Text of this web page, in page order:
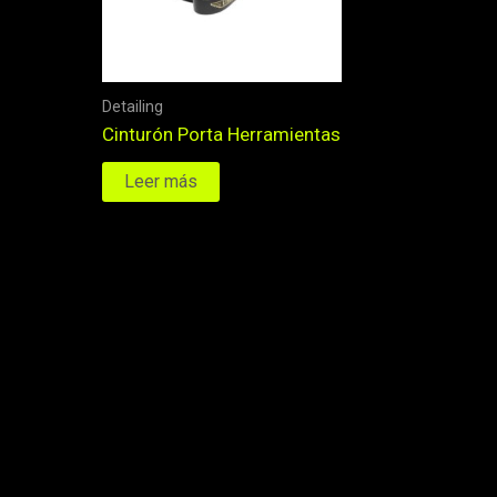
Detailing
Cinturón Porta Herramientas
Leer más